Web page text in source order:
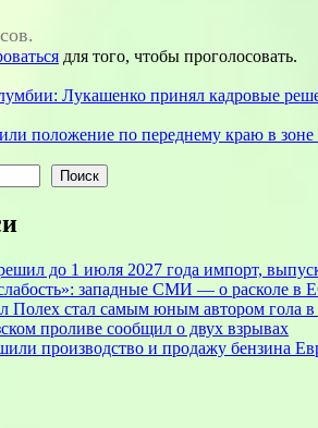
для того, чтобы проголосовать.
Лукашенко принял кадровые
положение по переднему краю в
Поиск
до 1 июля 2027 года импорт,
западные СМИ — о расколе в
Полех стал самым юным автором гола в
проливе сообщил о двух взрывах
производство и продажу бензина